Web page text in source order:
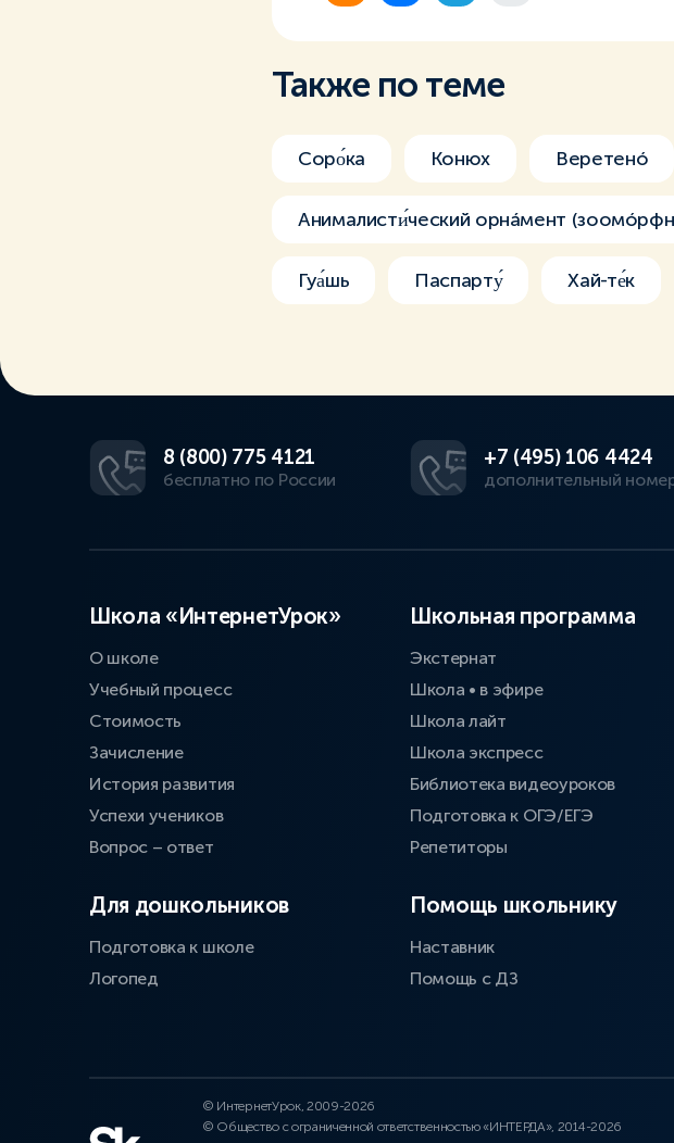
Также по теме
Соро́ка Конюх Веретенó
Анималисти́ческий орнáмент
Гуа́шь Паспарту́ Хай-те́к
8 (800) 775 4121
бесплатно по России
+7 (495) 106 4424
дополнительный
Школа «ИнтернетУрок»
О школе
Учебный процесс
Стоимость
Зачисление
История развития
Успехи учеников
Вопрос – ответ
Для дошкольников
Подготовка к школе
Логопед
Школьная программа
Экстернат
Школа • в эфире
Школа лайт
Школа экспресс
Библиотека видеоуроков
Подготовка к ОГЭ/ЕГЭ
Репетиторы
Помощь школьнику
Наставник
Помощь с ДЗ
© ИнтернетУрок, 2009-2026
© Общество с ограниченной ответственностью «ИНТЕРДА», 2014-2026